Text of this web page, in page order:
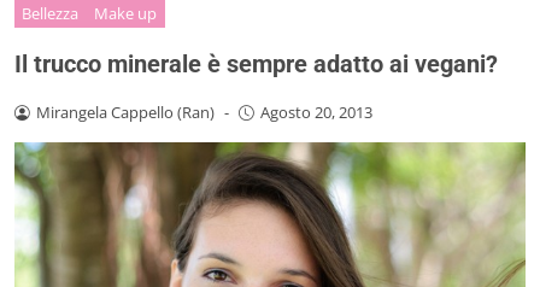
Bellezza Make up
Il trucco minerale è sempre adatto ai vegani?
Mirangela Cappello (Ran) - Agosto 20, 2013